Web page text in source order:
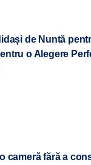
de Nuntă
o Alegere
cameră fără a